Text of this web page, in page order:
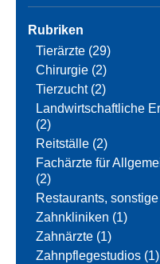
Rubriken
Tierärzte (29)
Chirurgie (2)
Tierzucht (2)
Landwirtschaftliche
(2)
Reitställe (2)
Fachärzte für
(2)
Restaurants,
Zahnkliniken (1)
Zahnärzte (1)
Zahnpflegestudios (1)